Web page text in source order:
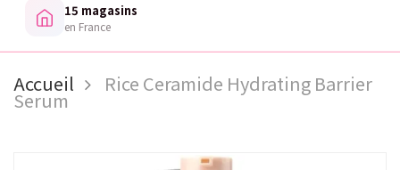
15 magasins
en France
Accueil Rice Ceramide Hydrating Barrier
Serum